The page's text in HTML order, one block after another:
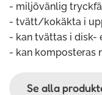
- miljövänlig
- tvätt/kokäkta i
- kan tvättas i disk-
- kan komposteras
Se alla